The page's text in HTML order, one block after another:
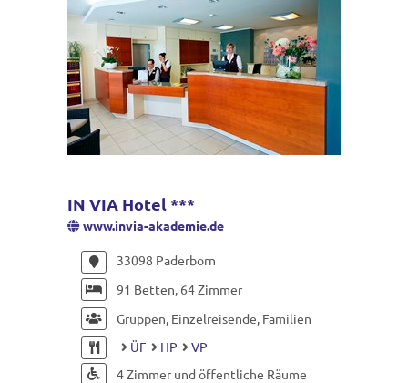
IN VIA Hotel ***
www.invia-akademie.de
33098 Paderborn
91 Betten, 64 Zimmer
Gruppen, Einzelreisende, Familien
ÜF
HP
VP
4 Zimmer und öffentliche Räume